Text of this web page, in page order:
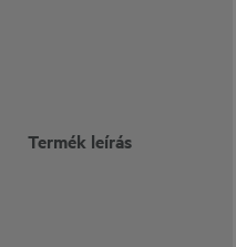
Termék leírás